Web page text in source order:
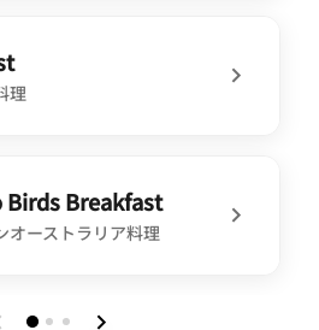
Stone
理
Birds Breakfast
オーストラリア料理